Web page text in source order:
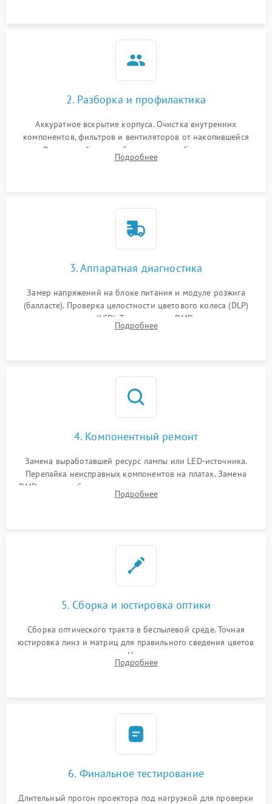
2. Разборка и профилактика
Аккуратное вскрытие корпуса. Очистка внутренних
компонентов, фильтров и вентиляторов от накопившейся
пыли. Визуальный осмотр блока питания, балласта лампы и
материнской платы на наличие прогаров или вздутых
Подробнее
3. Аппаратная диагностика
Замер напряжений на блоке питания и модуле розжига
(балласте). Проверка целостности цветового колеса (DLP)
или поляризаторов (LCD). Тестирование DMD-чипа, датчиков
температуры и оптопар с помощью мультиметра и
Подробнее
4. Компонентный ремонт
Замена выработавшей ресурс лампы или LED-источника.
Перепайка неисправных компонентов на платах. Замена
DMD-чипа при битых пикселях, установка нового цветового
колеса или восстановление сгоревших поляризационных
Подробнее
5. Сборка и юстировка оптики
Сборка оптического тракта в беспылевой среде. Точная
юстировка линз и матриц для правильного сведения цветов
и устранения размытия. Надежное подключение всех
шлейфов, установка датчиков и закрытие корпуса
Подробнее
6. Финальное тестирование
Длительный прогон проектора под нагрузкой для проверки